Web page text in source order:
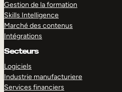
Gestion de la formation
Skills Intelligence
Marché des contenus
Intégrations
Secteurs
Logiciels
Industrie manufacturiere
Services financiers